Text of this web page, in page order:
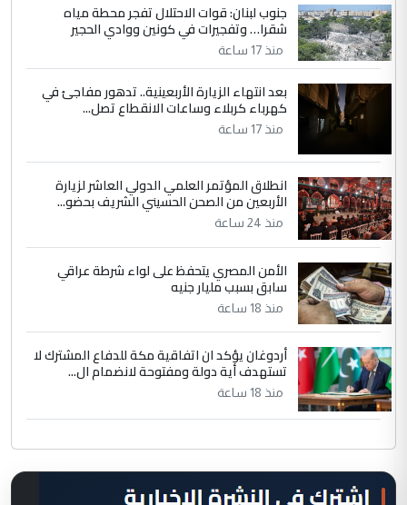
جنوب لبنان: قوات الاحتلال تفجر محطة مياه
شقرا… وتفجيرات في كونين ووادي الحجير
منذ 17 ساعة
بعد انتهاء الزيارة الأربعينية.. تدهور مفاجئ في
كهرباء كربلاء وساعات الانقطاع تصل...
منذ 17 ساعة
انطلاق المؤتمر العلمي الدولي العاشر لزيارة
الأربعين من الصحن الحسيني الشريف بحضو...
منذ 24 ساعة
الأمن المصري يتحفظ على لواء شرطة عراقي
سابق بسبب مليار جنيه
منذ 18 ساعة
أردوغان يؤكد ان اتفاقية مكة للدفاع المشترك لا
تستهدف أية دولة ومفتوحة لانضمام ال...
منذ 18 ساعة